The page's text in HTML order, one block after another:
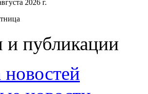
2026 г.
и публикации